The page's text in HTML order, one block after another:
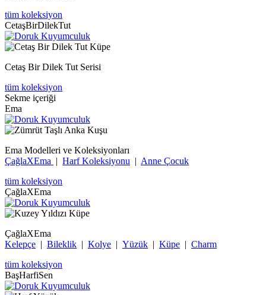
tüm koleksiyon
CetaşBirDilekTut
Cetaş Bir Dilek Tut Serisi
tüm koleksiyon
Sekme içeriği
Ema
Ema Modelleri ve Koleksiyonları
ÇağlaXEma | Harf Koleksiyonu | Anne Çocuk
tüm koleksiyon
ÇağlaXEma
ÇağlaXEma
Kelepçe | Bileklik | Kolye | Yüzük | Küpe | Charm
tüm koleksiyon
BaşHarfiSen